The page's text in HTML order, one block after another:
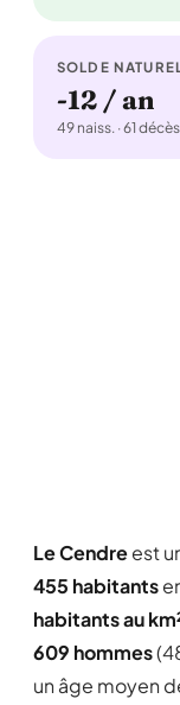
SOLDE
-12 / an
49 naiss. · 61 décès
Le Cendreest
455 habitants
habitants au
609 hommes
un âge moyen